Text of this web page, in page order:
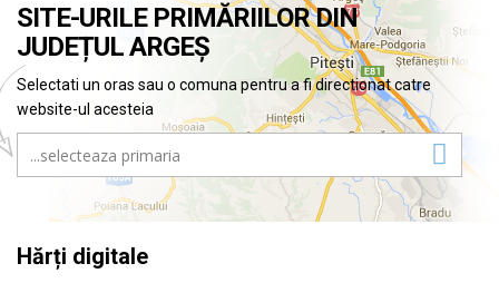
SITE-URILE PRIMĂRIILOR DIN
JUDEȚUL ARGEȘ
Selectati un oras sau o comuna pentru a fi directionat catre
website-ul acesteia
Hărți digitale